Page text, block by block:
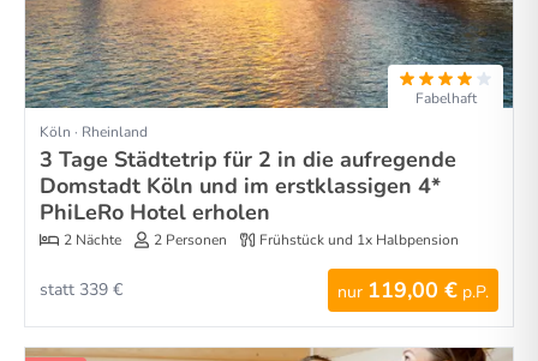
Fabelhaft
Köln · Rheinland
3 Tage Städtetrip für 2 in die aufregende
Domstadt Köln und im erstklassigen 4*
PhiLeRo Hotel erholen
2 Nächte 2 Personen Frühstück und 1x Halbpension
nur 119,00 € p.P.
statt 339 €